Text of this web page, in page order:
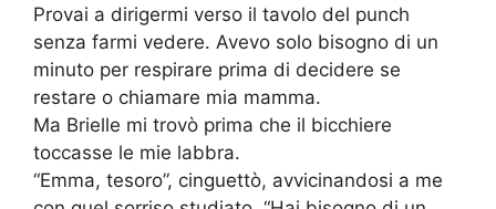
Provai a dirigermi verso il tavolo del punch
senza farmi vedere. Avevo solo bisogno di un
minuto per respirare prima di decidere se
restare o chiamare mia mamma.
Ma Brielle mi trovò prima che il bicchiere
toccasse le mie labbra.
“Emma, tesoro”, cinguettò, avvicinandosi a me